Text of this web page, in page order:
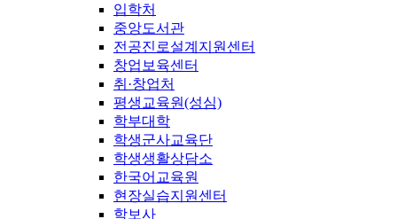
입학처
중앙도서관
전공진로설계지원센터
창업보육센터
취·창업처
평생교육원(성심)
학부대학
학생군사교육단
학생생활상담소
한국어교육원
현장실습지원센터
학보사